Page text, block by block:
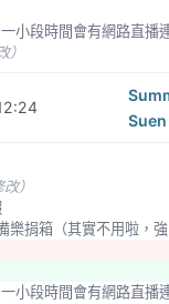
一小段時間會有網路直播
）
Suen
）
樂捐箱（其實不用啦，強
一小段時間會有網路直播